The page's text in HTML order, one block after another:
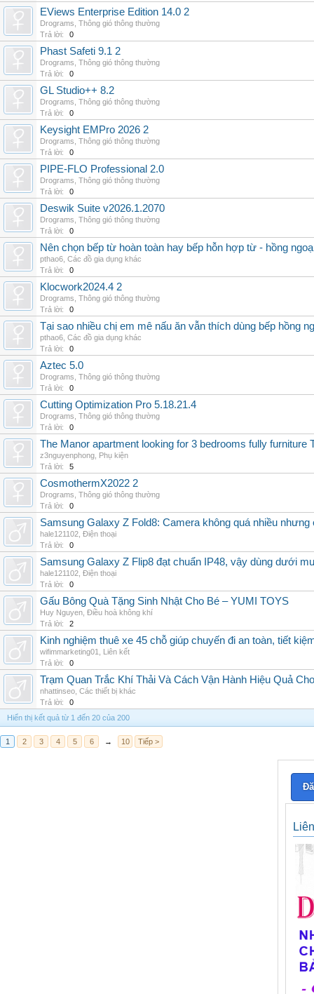
EViews Enterprise Edition 14.0 2
Drograms Thông gió thông thường
Trả lời:
0
Phast Safeti 9.1 2
Drograms Thông gió thông thường
Trả lời:
0
GL Studio++ 8.2
Drograms Thông gió thông thường
Trả lời:
0
Keysight EMPro 2026 2
Drograms Thông gió thông thường
Trả lời:
0
PIPE-FLO Professional 2.0
Drograms Thông gió thông thường
Trả lời:
0
Deswik Suite v2026.1.2070
Drograms Thông gió thông thường
Trả lời:
0
Nên chọn bếp từ hoàn toàn hay bếp hỗn hợp từ - hồng
pthao6 Các đồ gia dụng khác
Trả lời:
0
Klocwork2024.4 2
Drograms Thông gió thông thường
Trả lời:
0
Tại sao nhiều chị em mê nấu ăn vẫn thích dùng bếp hồng
pthao6 Các đồ gia dụng khác
Trả lời:
0
Aztec 5.0
Drograms Thông gió thông thường
Trả lời:
0
Cutting Optimization Pro 5.18.21.4
Drograms Thông gió thông thường
Trả lời:
0
The Manor apartment looking for 3 bedrooms fully furniture
z3nguyenphong Phụ kiện
Trả lời:
5
CosmothermX2022 2
Drograms Thông gió thông thường
Trả lời:
0
Samsung Galaxy Z Fold8: Camera không quá nhiều nhưng
hale121102 Điện thoại
Trả lời:
0
Samsung Galaxy Z Flip8 đạt chuẩn IP48, vậy dùng dưới
hale121102 Điện thoại
Trả lời:
0
Gấu Bông Quà Tặng Sinh Nhật Cho Bé – YUMI TOYS
Huy Nguyen Điều hoà không khí
Trả lời:
2
Kinh nghiệm thuê xe 45 chỗ giúp chuyến đi an toàn, tiết
wifimmarketing01
Liên kết
Trả lời:
0
Trạm Quan Trắc Khí Thải Và Cách Vận Hành Hiệu Quả
nhattinseo Các thiết bị khác
Trả lời:
0
Hiển thị kết quả từ 1 đến 20 của 200
1 2 3 4 5 6 → 10 Tiếp >